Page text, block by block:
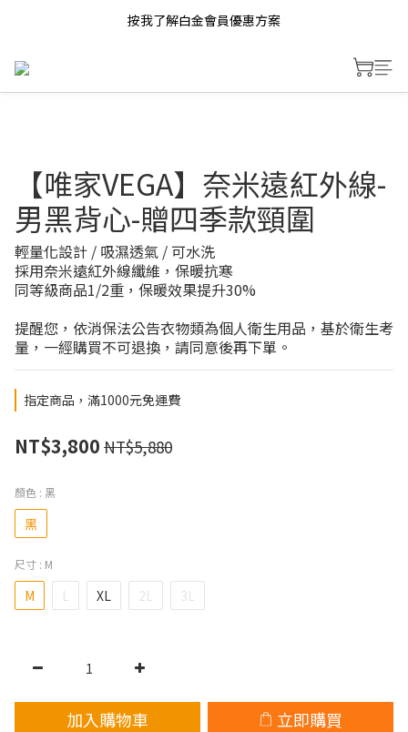
按我了解白金會員優惠方案
【唯家VEGA】奈米遠紅外線-
男黑背心-贈四季款頸圍
輕量化設計 / 吸濕透氣 / 可水洗
採用奈米遠紅外線纖維，保暖抗寒
同等級商品1/2重，保暖效果提升30%
提醒您，依消保法公告衣物類為個人衛生用品，基於衛生考
量，一經購買不可退換，請同意後再下單。
指定商品，滿1000元免運費
NT$3,800 NT$5,880
顏色 : 黑
黑
尺寸 : M
M L XL 2L 3L
加入購物車 立即購買